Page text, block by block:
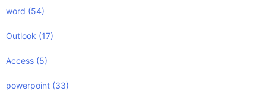
word (54)
Outlook (17)
Access (5)
powerpoint (33)